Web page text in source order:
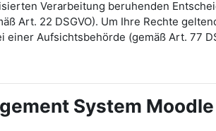
Verarbeitung beruhenden
Art. 22 DSGVO). Um Ihre Rechte
Aufsichtsbehörde (gemäß Art. 77
System